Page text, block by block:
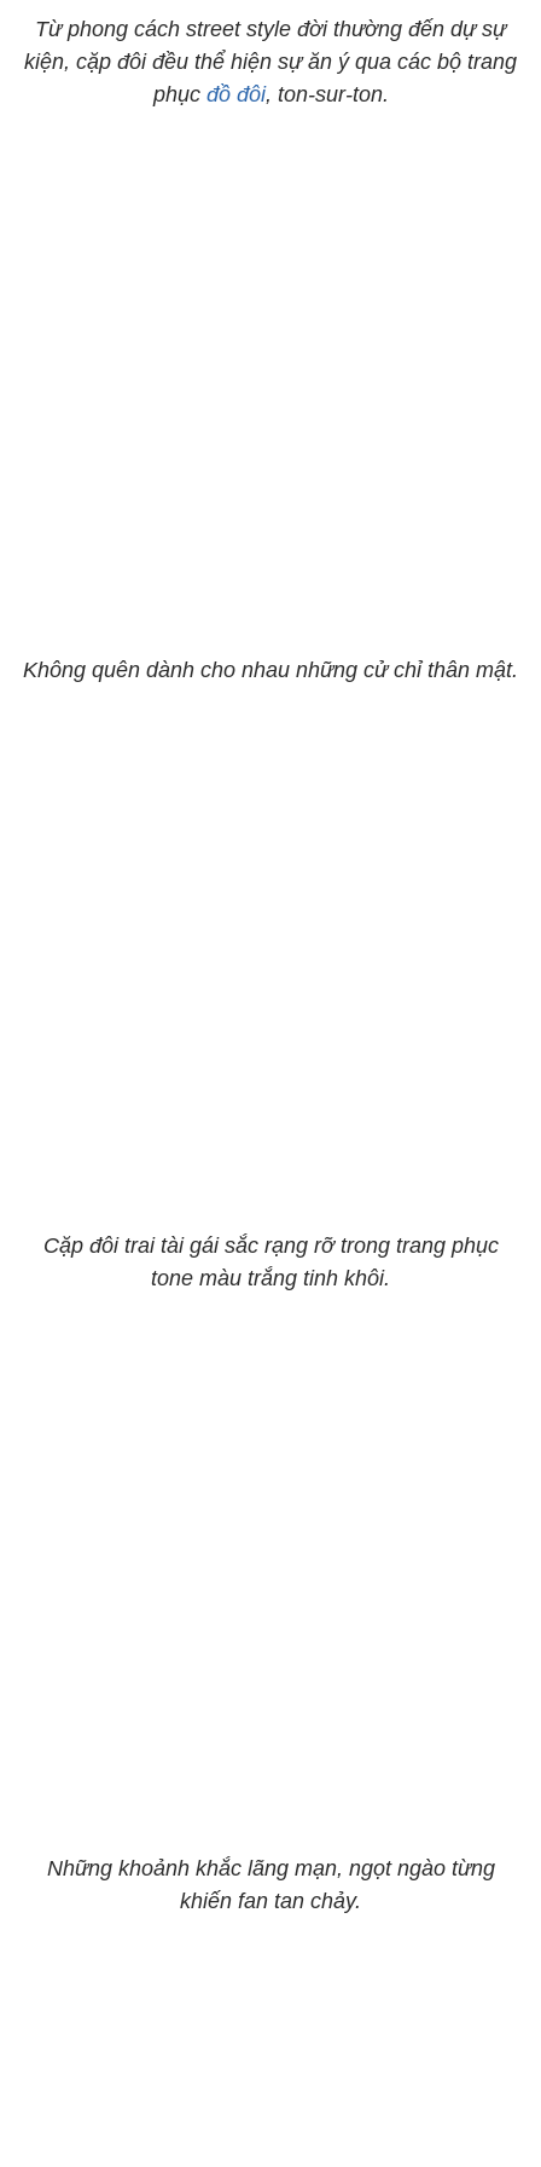
Từ phong cách street style đời thường đến dự sự
kiện, cặp đôi đều thể hiện sự ăn ý qua các bộ trang
phục đồ đôi, ton-sur-ton.
Không quên dành cho nhau những cử chỉ thân mật.
Cặp đôi trai tài gái sắc rạng rỡ trong trang phục
tone màu trắng tinh khôi.
Những khoảnh khắc lãng mạn, ngọt ngào từng
khiến fan tan chảy.